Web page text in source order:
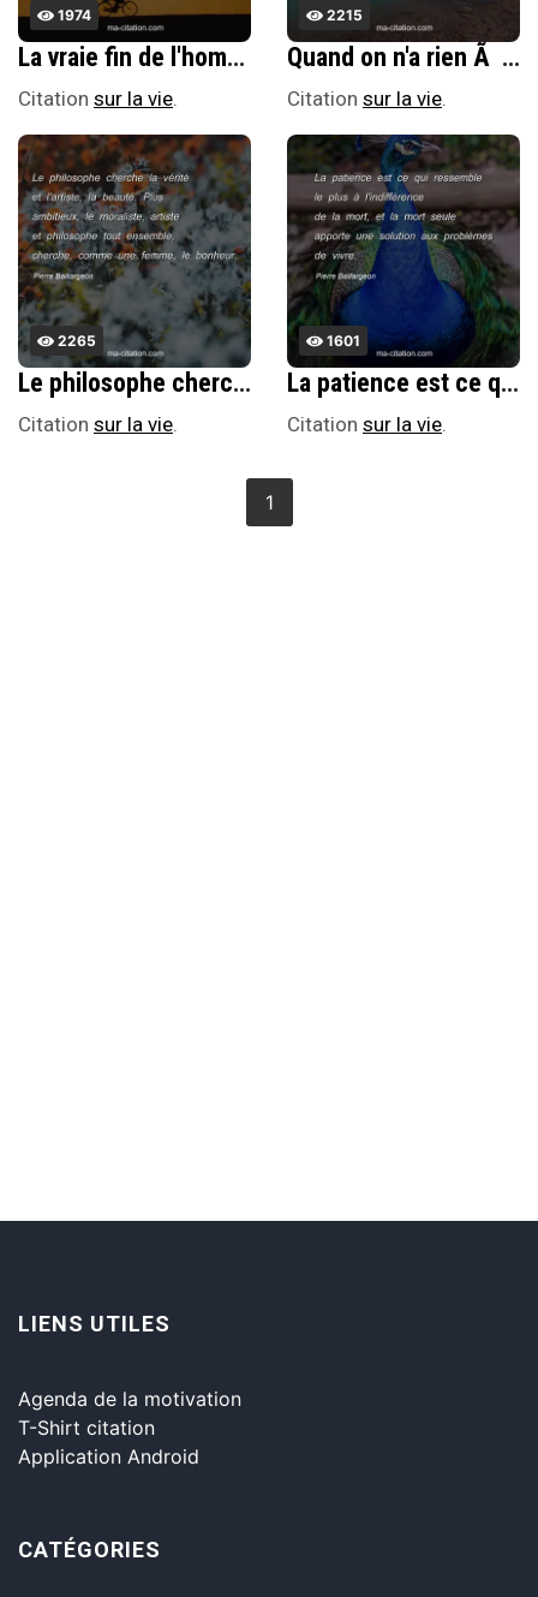
1974
La vraie fin de l'homme, ce n'est pas la mort, c'est sa perfection.
Citation sur la vie.
2215
Quand on n'a rien Ã dire, on prend le temps d'observer, et l'on Ã©crit alors beaucoup.
Citation sur la vie.
2265
Le philosophe cherche la vÃ©ritÃ© et l'artiste, la beautÃ©. Plus ambitieux, le moraliste, artiste et philosophe tout ensemble, cherche, comme une femme, le bonheur.
Citation sur la vie.
1601
La patience est ce qui ressemble le plus Ã l'indiffÃ©rence de la mort, et la mort seule apporte une solution aux problÃ¨mes de vivre.
Citation sur la vie.
1
LIENS UTILES
Agenda de la motivation
T-Shirt citation
Application Android
CATÉGORIES